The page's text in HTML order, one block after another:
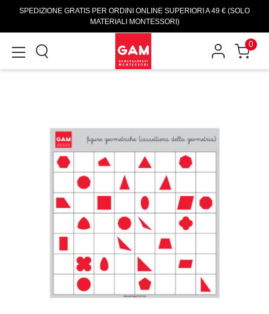
SPEDIZIONE GRATIS PER ORDINI ONLINE SUPERIORI A 49 € (SOLO
MATERIALI MONTESSORI)
0